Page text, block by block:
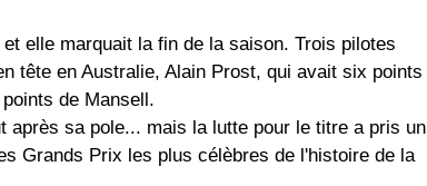
elle marquait la fin de la saison. Trois pilotes
tête en Australie, Alain Prost, qui avait six points
de Mansell.
sa pole... mais la lutte pour le titre a pris un
Grands Prix les plus célèbres de l'histoire de la